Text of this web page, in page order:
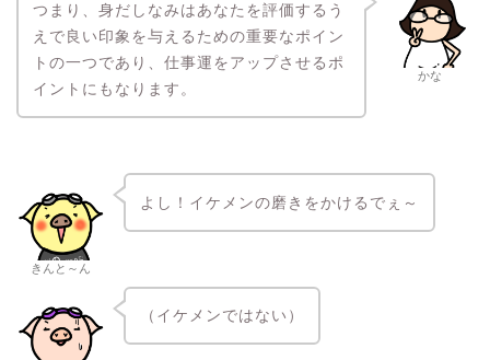
かな
つまり、身だしなみはあなたを評価するう
えで良い印象を与えるための重要なポイン
トの一つであり、仕事運をアップさせるポ
イントにもなります。
きんと～ん
よし！イケメンの磨きをかけるでぇ～
（イケメンではない）